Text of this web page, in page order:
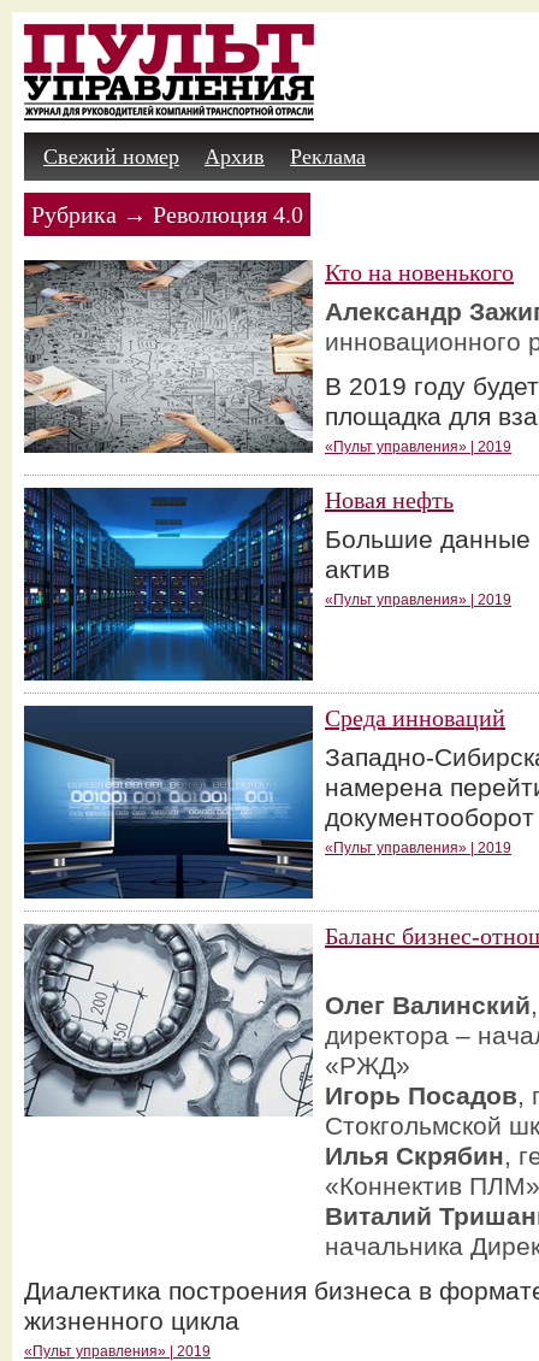
Свежий номер Архив Реклама
Рубрика → Революция 4.0
Кто на новенького
Александр
В 2019 году
площадка для
«Пульт управления» | 2019
Новая нефть
Большие данные
актив
«Пульт управления» | 2019
Среда инноваций
Западно-
намерена
«Пульт управления» | 2019
Баланс бизнес-
Олег Валинский
директора –
«РЖД»
Игорь Посадов,
Стокгольмской
Илья Скрябин,
«Коннектив ПЛМ»
Виталий
начальника
Диалектика построения бизнеса в
жизненного цикла
«Пульт управления» | 2019